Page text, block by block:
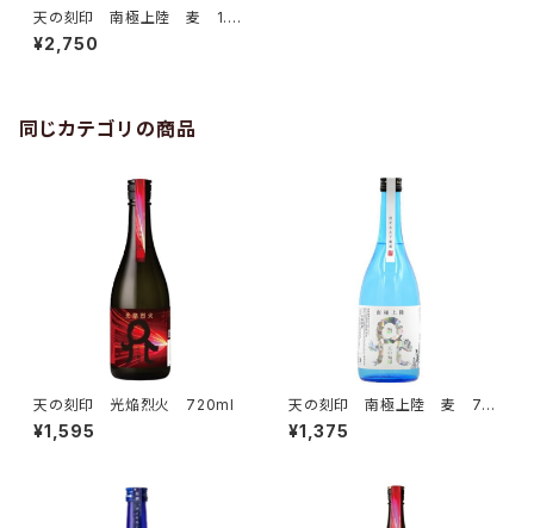
天の刻印 南極上陸 麦 1.8
L
¥2,750
同じカテゴリの商品
天の刻印 光焔烈火 720ml
¥1,595
天の刻印 南極上陸 麦 72
0ml
¥1,375